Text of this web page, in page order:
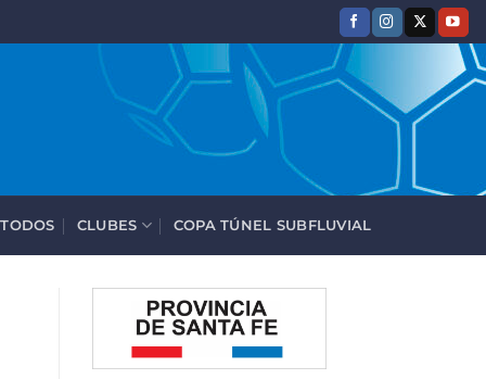
CLUBES COPA TÚNEL SUBFLUVIAL